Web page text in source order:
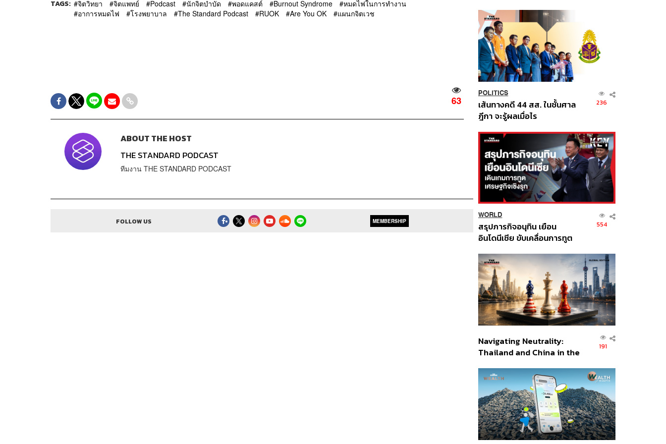
TAGS: จิตวิทยา จิตแพทย์ Podcast นักจิตบำบัด พอดแคสต์ Burnout Syndrome
หมดไฟในการทำงาน
อาการหมดไฟ
โรงพยาบาล The Standard Podcast RUOK Are You OK แผนกจิตเวช
63
ABOUT THE HOST
THE STANDARD PODCAST
ทีมงาน THE STANDARD PODCAST
FOLLOW US MEMBERSHIP
POLITICS
เส้นทางคดี 44 สส. ในชั้นศาล
ฎีกา จะรู้ผลเมื่อไร
236
WORLD
สรุปภารกิจอนุทิน เยือน
อินโดนีเซีย ขับเคลื่อนการทูต
ส่วนยุทธศาสตร์ไทย –
อินโดนีเซีย
554
Navigating Neutrality:
Thailand and China in the
Order
191